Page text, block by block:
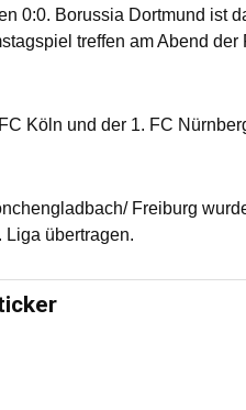
0:0. Borussia Dortmund ist
treffen am Abend der
Köln und der 1. FC
Freiburg
übertragen.